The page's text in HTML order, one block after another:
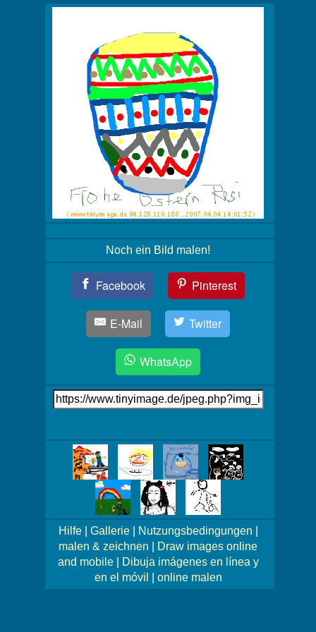
Noch ein Bild malen!
Facebook Pinterest
E-Mail Twitter
WhatsApp
Link
auf's
Mehr
Bilder!
Hilfe| Gallerie| Nutzungsbedingungen
malen & zeichnen
Draw images online
and mobile|
Dibuja imágenes en línea y
en el móvil
online malen